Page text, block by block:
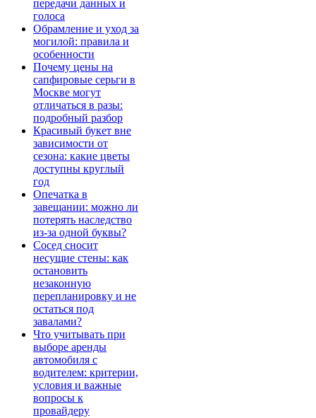
передачи данных и
голоса
Обрамление и уход за
могилой: правила и
особенности
Почему цены на
сапфировые серьги в
Москве могут
отличаться в разы:
подробный разбор
Красивый букет вне
зависимости от
сезона: какие цветы
доступны круглый
год
Опечатка в
завещании: можно ли
потерять наследство
из-за одной буквы?
Сосед сносит
несущие стены: как
остановить
незаконную
перепланировку и не
остаться под
завалами?
Что учитывать при
выборе аренды
автомобиля с
водителем: критерии,
условия и важные
вопросы к
провайдеру